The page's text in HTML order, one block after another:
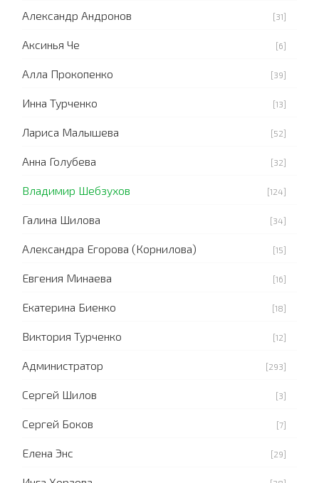
Александр Андронов [31]
Аксинья Че [6]
Алла Прокопенко [39]
Инна Турченко [13]
Лариса Малышева [52]
Анна Голубева [32]
Владимир Шебзухов [124]
Галина Шилова [34]
Александра Егорова (Корнилова) [15]
Евгения Минаева [16]
Екатерина Биенко [18]
Виктория Турченко [12]
Администратор [293]
Сергей Шилов [3]
Сергей Боков [7]
Елена Энс [29]